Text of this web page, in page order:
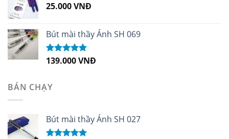
25.000VNĐ
Bút mài thầy Ánh SH 069
Được xếp
139.000VNĐ
BÁN CHẠY
Bút mài thầy Ánh SH 027